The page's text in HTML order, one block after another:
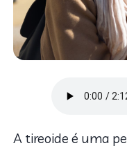
A tireoide é uma